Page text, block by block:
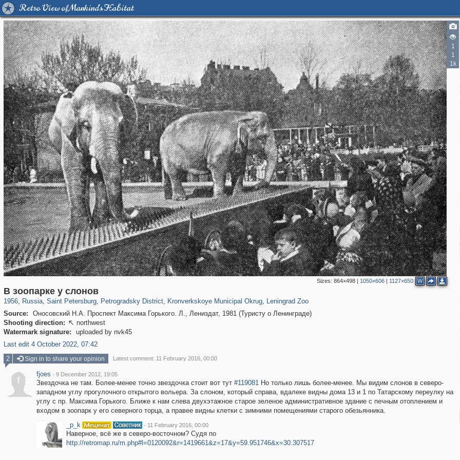
Retro View of Mankind's Habitat
1
1
1k
Sizes: 864×498| 1050×606| 1127×650 W
В зоопарке у слонов
1956, Russia
1,406,722 29,243
, Saint Petersburg
197,153 5,709
, Petrogradsky District
22,955
, Kronverkskoye Municipal Okrug, Leningrad Zoo
Source:
Оносовский Н.А. Проспект Максима Горького. Л., Лениздат, 1981 (Туристу о Ленинграде)
Shooting direction:  northwest
Watermark signature:
uploaded by nvk45
Last edit 4 October 2022, 07:42
2 Sign in to share your opinion Latest comment: 11 February 2016, 00:00
f
fjoes · 9 December 2012, 19:05
Звездочка не там. Более-менее точно звездочка стоит вот тут #119081Но только лишь более-менее. Мы видим слонов в северо-
западном углу прогулочного открытого вольера. За слоном, который справа, вдалеке видны дома 13 и 1 по Татарскому переулку на
углу с пр. Максима Горького. Ближе к нам слева двухэтажное старое зеленое административное здание с печным отоплением и
входом в зоопарк у его северного торца, а правее видны клетки с зимними помещениями старого обезьянника.
_p_k
· 11 February 2016, 00:00
Наверное, всё же в северо-восточном? Судя по
http://retromap.ru/m.php#l=0120092&r=1419661&z=17&y=59.951746&x=30.307517